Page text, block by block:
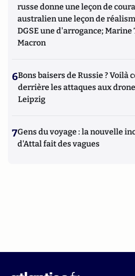
russe donne une leçon de
australien une leçon de
DGSE une d'arrogance;
Macron
6Bons baisers de Russie ? Voilà
derrière les attaques aux
Leipzig
7Gens du voyage : la nouvelle
d'Attal fait des vagues